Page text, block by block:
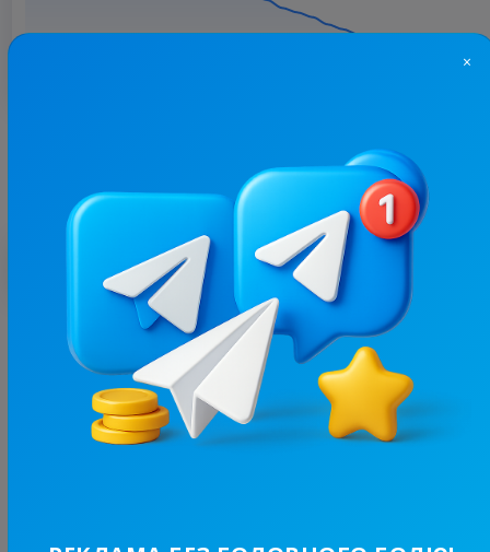
З цим каналом часто купують
16.1K/
1.4K
Crypto Skuf | Новини
Новини/ЗМІ, Криптовалюти
Ціна реклами
×